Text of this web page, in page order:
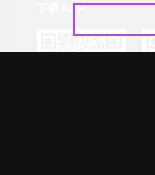
下载 APP